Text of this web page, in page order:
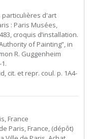
particulières d'art
: Paris Musées,
croquis d’installation.
of Painting”, in
R. Guggenheim
cit. et repr. coul. p. 1A4-
France
Paris, France, (dépôt)